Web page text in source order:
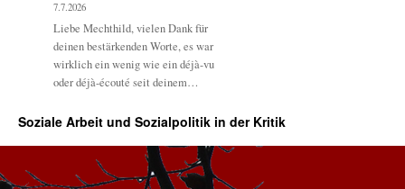
7.7.2026
Liebe Mechthild, vielen Dank für
deinen bestärkenden Worte, es war
wirklich ein wenig wie ein déjà-vu
oder déjà-écouté seit deinem…
Soziale Arbeit und Sozialpolitik in der Kritik